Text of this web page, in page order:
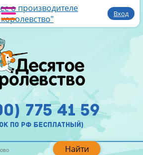
о производителе
Вход
Найти
775 41 59
по рф бесплатный)